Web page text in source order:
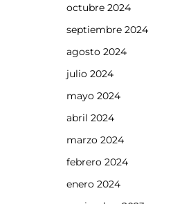
octubre 2024
septiembre 2024
agosto 2024
julio 2024
mayo 2024
abril 2024
marzo 2024
febrero 2024
enero 2024